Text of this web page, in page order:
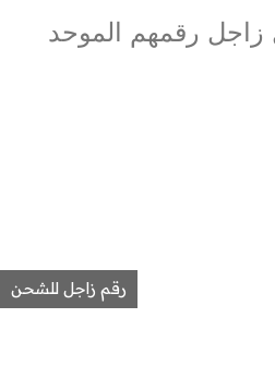
زاجل رقمهم الموحد
رقم زاجل للشحن